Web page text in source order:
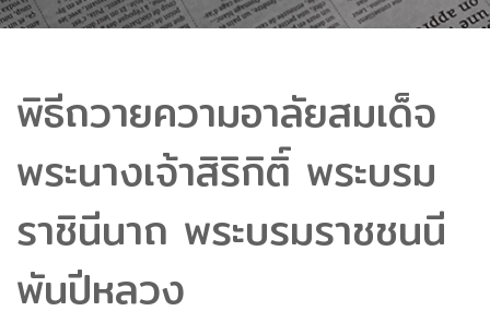
พิธีถวายความอาลัยสมเด็จ
พระนางเจ้าสิริกิติ์ พระบรม
ราชินีนาถ พระบรมราชชนนี
พันปีหลวง